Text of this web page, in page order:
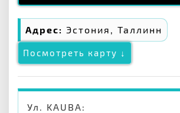
Адрес: Эстония, Таллинн
Посмотреть карту ↓
Ул. KAUBA: